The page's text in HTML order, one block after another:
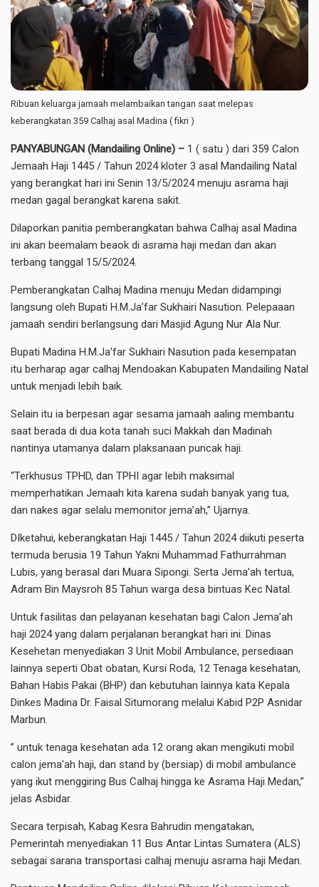
Ribuan keluarga jamaah melambaikan tangan saat melepas
keberangkatan 359 Calhaj asal Madina ( fikri )
PANYABUNGAN (Mandailing Online) – 1 ( satu ) dari 359 Calon
Jemaah Haji 1445 / Tahun 2024 kloter 3 asal Mandailing Natal
yang berangkat hari ini Senin 13/5/2024 menuju asrama haji
medan gagal berangkat karena sakit.
Dilaporkan panitia pemberangkatan bahwa Calhaj asal Madina
ini akan beemalam beaok di asrama haji medan dan akan
terbang tanggal 15/5/2024.
Pemberangkatan Calhaj Madina menuju Medan didampingi
langsung oleh Bupati H.M.Ja’far Sukhairi Nasution. Pelepaaan
jamaah sendiri berlangsung dari Masjid Agung Nur Ala Nur.
Bupati Madina H.M.Ja’far Sukhairi Nasution pada kesempatan
itu berharap agar calhaj Mendoakan Kabupaten Mandailing Natal
untuk menjadi lebih baik.
Selain itu ia berpesan agar sesama jamaah aaling membantu
saat berada di dua kota tanah suci Makkah dan Madinah
nantinya utamanya dalam plaksanaan puncak haji.
“Terkhusus TPHD, dan TPHI agar lebih maksimal
memperhatikan Jemaah kita karena sudah banyak yang tua,
dan nakes agar selalu memonitor jema’ah,” Ujarnya.
DIketahui, keberangkatan Haji 1445 / Tahun 2024 diikuti peserta
termuda berusia 19 Tahun Yakni Muhammad Fathurrahman
Lubis, yang berasal dari Muara Sipongi. Serta Jema’ah tertua,
Adram Bin Maysroh 85 Tahun warga desa bintuas Kec Natal.
Untuk fasilitas dan pelayanan kesehatan bagi Calon Jema’ah
haji 2024 yang dalam perjalanan berangkat hari ini. Dinas
Kesehetan menyediakan 3 Unit Mobil Ambulance, persediaan
lainnya seperti Obat obatan, Kursi Roda, 12 Tenaga kesehatan,
Bahan Habis Pakai (BHP) dan kebutuhan lainnya kata Kepala
Dinkes Madina Dr. Faisal Situmorang melalui Kabid P2P Asnidar
Marbun.
” untuk tenaga kesehatan ada 12 orang akan mengikuti mobil
calon jema’ah haji, dan stand by (bersiap) di mobil ambulance
yang ikut menggiring Bus Calhaj hingga ke Asrama Haji Medan,”
jelas Asbidar.
Secara terpisah, Kabag Kesra Bahrudin mengatakan,
Pemerintah menyediakan 11 Bus Antar Lintas Sumatera (ALS)
sebagai sarana transportasi calhaj menuju asrama haji Medan.